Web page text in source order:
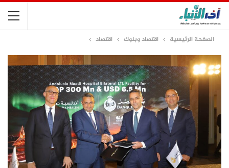
الصفحة الرئيسية اقتصاد وبنوك اقتصاد